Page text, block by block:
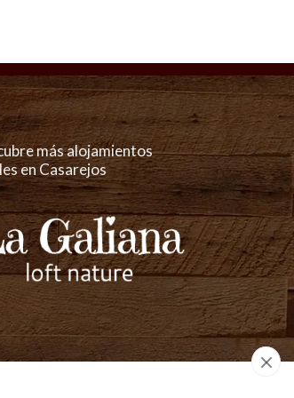
más alojamientos
en Casarejos